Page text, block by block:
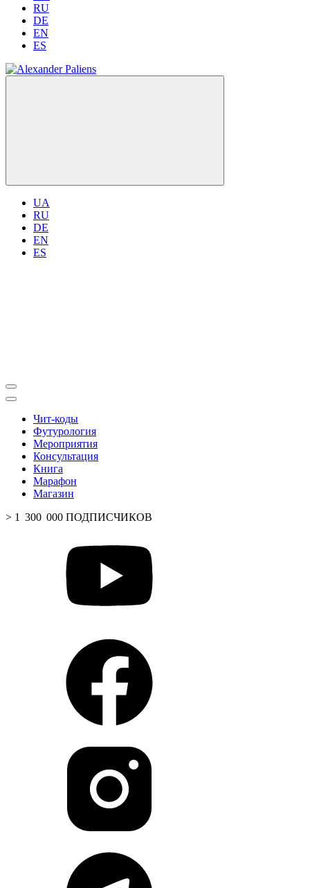
RU
DE
EN
ES
UA
RU
DE
EN
ES
Чит-коды
Футурология
Мероприятия
Консультация
Книга
Марафон
Магазин
> 1 300 000 ПОДПИСЧИКОВ